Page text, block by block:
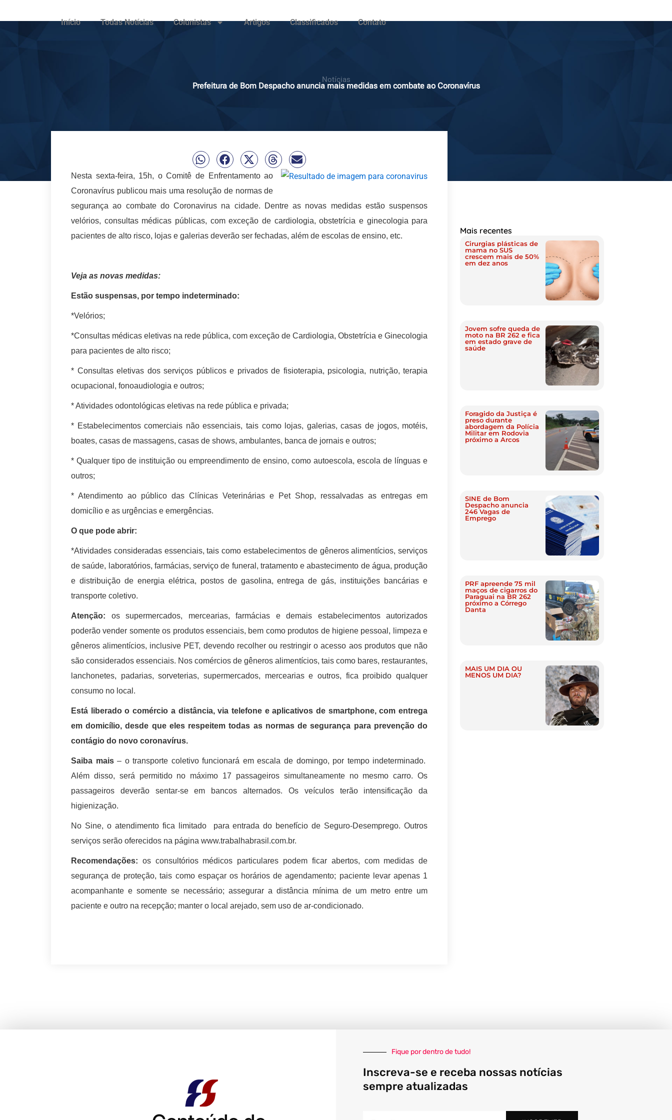
Início Todas Notícias Colunistas Artigos Classificados Contato
Notícias
Prefeitura de Bom Despacho anuncia mais medidas em combate ao Coronavírus
Nesta sexta-feira, 15h, o Comitê de Enfrentamento ao
Coronavírus publicou mais uma resolução de normas de
segurança ao combate do Coronavirus na cidade. Dentre as novas medidas estão suspensos
velórios, consultas médicas públicas, com exceção de cardiologia, obstetrícia e ginecologia para
pacientes de alto risco, lojas e galerias deverão ser fechadas, além de escolas de ensino, etc.
Veja as novas medidas:
Estão suspensas, por tempo indeterminado:
*Velórios;
*Consultas médicas eletivas na rede pública, com exceção de Cardiologia, Obstetrícia e Ginecologia
para pacientes de alto risco;
* Consultas eletivas dos serviços públicos e privados de fisioterapia, psicologia, nutrição, terapia
ocupacional, fonoaudiologia e outros;
* Atividades odontológicas eletivas na rede pública e privada;
* Estabelecimentos comerciais não essenciais, tais como lojas, galerias, casas de jogos, motéis,
boates, casas de massagens, casas de shows, ambulantes, banca de jornais e outros;
* Qualquer tipo de instituição ou empreendimento de ensino, como autoescola, escola de línguas e
outros;
* Atendimento ao público das Clínicas Veterinárias e Pet Shop, ressalvadas as entregas em
domicílio e as urgências e emergências.
O que pode abrir:
*Atividades consideradas essenciais, tais como estabelecimentos de gêneros alimentícios, serviços
de saúde, laboratórios, farmácias, serviço de funeral, tratamento e abastecimento de água, produção
e distribuição de energia elétrica, postos de gasolina, entrega de gás, instituições bancárias e
transporte coletivo.
Atenção: os supermercados, mercearias, farmácias e demais estabelecimentos autorizados
poderão vender somente os produtos essenciais, bem como produtos de higiene pessoal, limpeza e
gêneros alimentícios, inclusive PET, devendo recolher ou restringir o acesso aos produtos que não
são considerados essenciais. Nos comércios de gêneros alimentícios, tais como bares, restaurantes,
lanchonetes, padarias, sorveterias, supermercados, mercearias e outros, fica proibido qualquer
consumo no local.
Está liberado o comércio a distância, via telefone e aplicativos de smartphone, com entrega
em domicílio, desde que eles respeitem todas as normas de segurança para prevenção do
contágio do novo coronavírus.
Saiba mais– o transporte coletivo funcionará em escala de domingo, por tempo indeterminado.
Além disso, será permitido no máximo 17 passageiros simultaneamente no mesmo carro. Os
passageiros deverão sentar-se em bancos alternados. Os veículos terão intensificação da
higienização.
No Sine, o atendimento fica limitado para entrada do benefício de Seguro-Desemprego. Outros
serviços serão oferecidos na página www.trabalhabrasil.com.br.
Recomendações: os consultórios médicos particulares podem ficar abertos, com medidas de
segurança de proteção, tais como espaçar os horários de agendamento; paciente levar apenas 1
acompanhante e somente se necessário; assegurar a distância mínima de um metro entre um
paciente e outro na recepção; manter o local arejado, sem uso de ar-condicionado.
Mais recentes
Cirurgias plásticas de
mama no SUS
crescem mais de 50%
em dez anos
Jovem sofre queda de
moto na BR 262 e fica
em estado grave de
saúde
Foragido da Justiça é
preso durante
abordagem da Polícia
Militar em Rodovia
próximo a Arcos
SINE de Bom
Despacho anuncia
246 Vagas de
Emprego
PRF apreende 75 mil
maços de cigarros do
Paraguai na BR 262
próximo a Córrego
Danta
MAIS UM DIA OU
MENOS UM DIA?
Fique por dentro de tudo!
Inscreva-se e receba nossas notícias
sempre atualizadas